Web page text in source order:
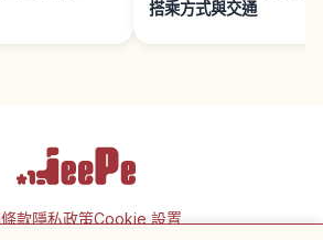
搭乘方式與交通
款隱私政策Cookie 設置